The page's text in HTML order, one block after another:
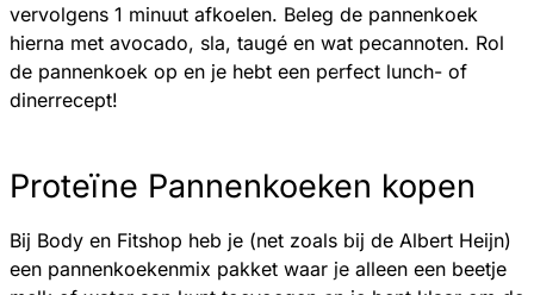
vervolgens 1 minuut afkoelen. Beleg de pannenkoek
hierna met avocado, sla, taugé en wat pecannoten. Rol
de pannenkoek op en je hebt een perfect lunch- of
dinerrecept!
Proteïne Pannenkoeken kopen
Bij Body en Fitshop heb je (net zoals bij de Albert Heijn)
een pannenkoekenmix pakket waar je alleen een beetje